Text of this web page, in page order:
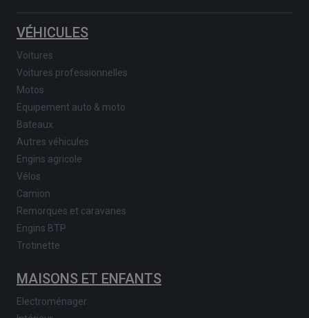
VÉHICULES
Voitures
Voitures professionnelles
Motos
Equipement auto & moto
Bateaux
Autres véhicules
Engins agricole
Vélos
Camion
Remorques et caravanes
Engins BTP
Trotinette
MAISONS ET ENFANTS
Electroménager